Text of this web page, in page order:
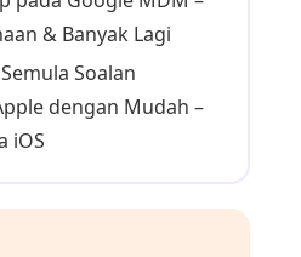
& Banyak Lagi
Soalan
dengan Mudah –
iOS